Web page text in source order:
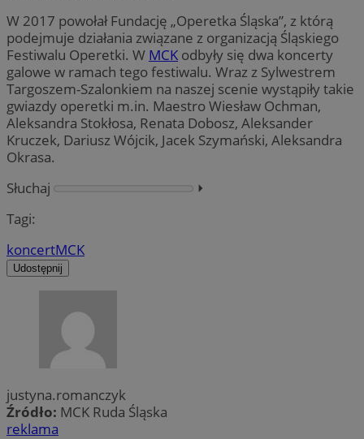
W 2017 powołał Fundację „Operetka Śląska”, z którą
podejmuje działania związane z organizacją Śląskiego
Festiwalu Operetki. W MCK odbyły się dwa koncerty
galowe w ramach tego festiwalu. Wraz z Sylwestrem
Targoszem-Szalonkiem na naszej scenie wystąpiły takie
gwiazdy operetki m.in. Maestro Wiesław Ochman,
Aleksandra Stokłosa, Renata Dobosz, Aleksander
Kruczek, Dariusz Wójcik, Jacek Szymański, Aleksandra
Okrasa.
Słuchaj
⏵︎
Tagi:
koncertMCK
Udostępnij
justyna.romanczyk
Źródło: MCK Ruda Śląska
reklama